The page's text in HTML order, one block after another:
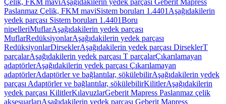
Çelik, FKM maviAşağıdakilerin yedek parçası Geberit Mapress
Paslanmaz Çelik, FKM maviSistem boruları 1.4401 Aşağıdakilerin
yedek parçası Sistem boruları 1.4401Boru
nipelleriMuflarAşağıdakilerin yedek parçası
MuflarRedüksiyonlarAşağıdakilerin yedek parçası
RedüksiyonlarDirseklerAşağıdakilerin yedek parçası DirseklerT
parçalarAşağıdakilerin yedek parçası T parçalarÇıkarılamayan
adaptörlerAşağıdakilerin yedek parçası Çıkarılamayan
adaptörlerAdaptörler ve bağlantılar, sökülebilirAşağıdakilerin yedek
parçası Adaptörler ve bağlantılar, sökülebilirKilitlerAşağıdakilerin
yedek parçası KilitlerKılavuzlarGeberit Mapress Paslanmaz çelik
aksesuarlarıAşağıdakilerin yedek parçası Geberit Mapress